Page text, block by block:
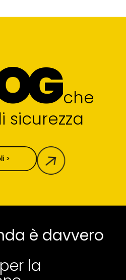
che
sicurezza
>
è davvero
la